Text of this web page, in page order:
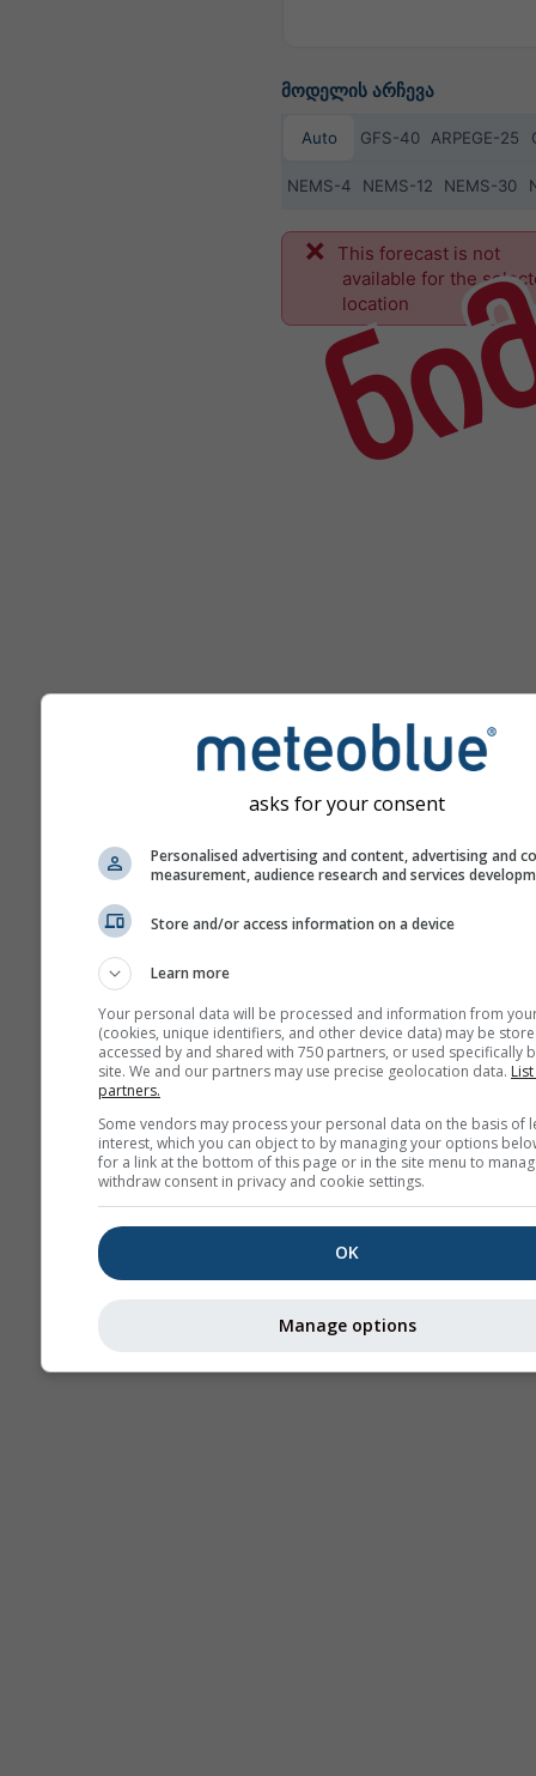
მოდელის არჩევა
Auto GFS-40 ARPEGE-25
NEMS-4 NEMS-12 NEMS-30
This forecast is not
available for the
location
დახმარება
Thermals
Cross-section
asks for your consent
Personalised advertising and content, advertising and
measurement, audience research and services
Store and/or access information on a device
Learn more
Your personal data will be processed and information from
(cookies, unique identifiers, and other device data) may be
accessed by and shared with 750 partners, or used specifically
site. We and our partners may use precise geolocation data.
partners.
Some vendors may process your personal data on the basis of
interest, which you can object to by managing your options
for a link at the bottom of this page or in the site menu to
withdraw consent in privacy and cookie settings.
OK
Manage options